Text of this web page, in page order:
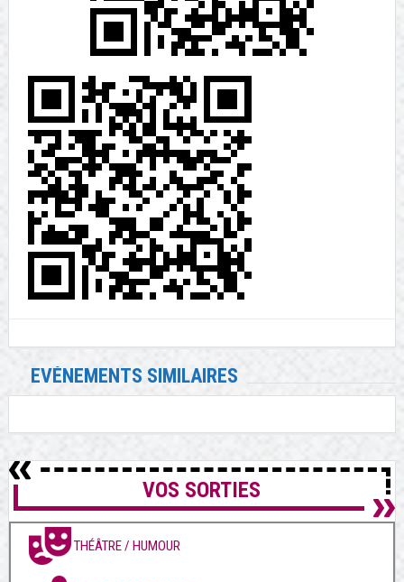
EVÉNEMENTS SIMILAIRES
VOS SORTIES
THÉÂTRE / HUMOUR